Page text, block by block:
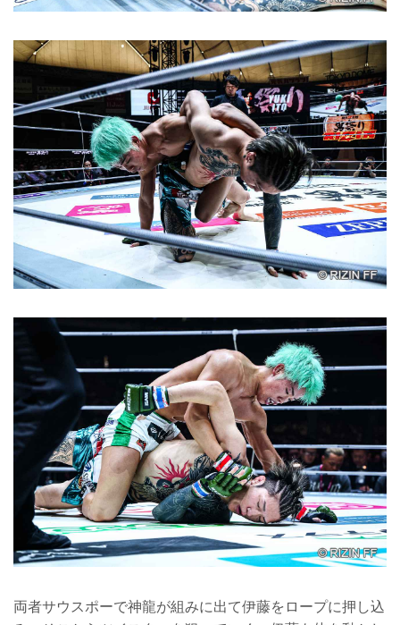
両者サウスポーで神龍が組みに出て伊藤をロープに押し込